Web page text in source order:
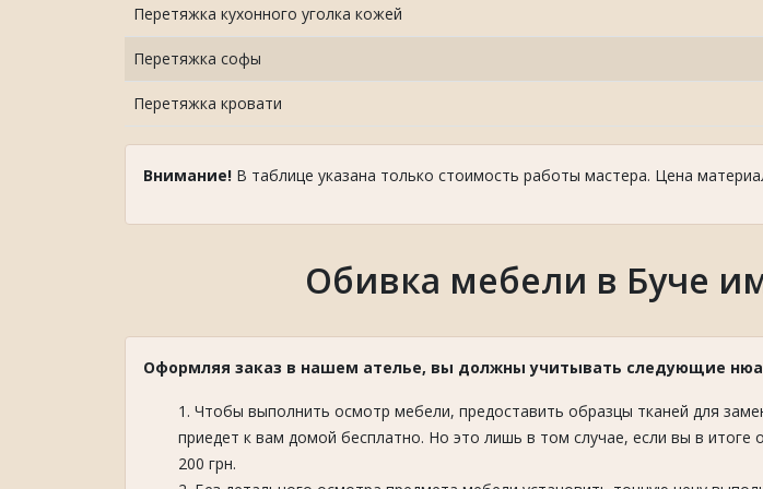
Перетяжка кухонного уголка кожей
Перетяжка софы
Перетяжка кровати
Внимание! В таблице указана только стоимость работы мастера. Цена
Обивка мебели в Буче
Оформляя заказ в нашем ателье, вы должны учитывать следующие
Чтобы выполнить осмотр мебели, предоставить образцы тканей для
приедет к вам домой бесплатно. Но это лишь в том случае, если вы в
200 грн.